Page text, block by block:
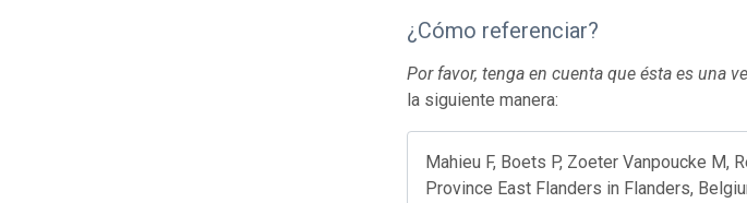
¿Cómo referenciar?
Por favor, tenga en cuenta que ésta es una
la siguiente manera:
Mahieu F, Boets P, Zoeter Vanpoucke
Province East Flanders in Flanders,